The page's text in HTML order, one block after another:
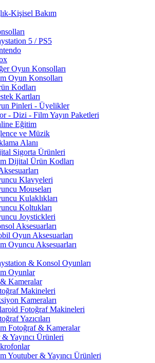
Kişisel Bakım
5 / PS5
Oyun Konsolları
Oyun Konsolları
Kodları
Kartları
Pinleri - Üyelikler
- Dizi - Film Yayın Paketleri
Eğitim
ve Müzik
Alanı
Sigorta Ürünleri
Dijital Ürün Kodları
Klavyeleri
Mouseları
Kulaklıkları
Koltukları
Joystickleri
Aksesuarları
Oyun Aksesuarları
Oyuncu Aksesuarları
& Konsol Oyunları
Oyunlar
Kameralar
Makineleri
Kameraları
Fotoğraf Makineleri
Yazıcıları
Fotoğraf & Kameralar
Yayıncı Ürünleri
Youtuber & Yayıncı Ürünleri